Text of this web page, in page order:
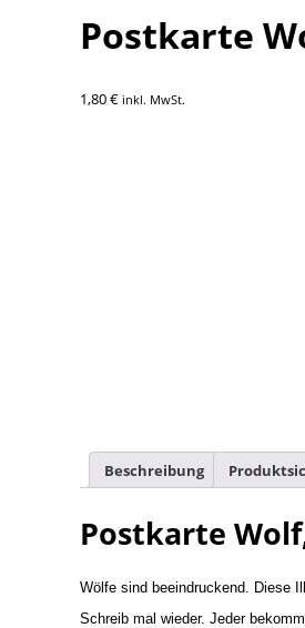
Postkarte
1,80€ inkl. MwSt.
Beschreibung
Postkarte
Wölfe sind beeindruckend. Diese
Schreib mal wieder. Jeder